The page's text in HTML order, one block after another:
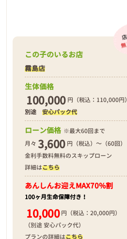
この子のいるお店
霧島店
生体価格
100,000 円（税込：110,000円）
別途安心パック代
ローン価格 ※最大60回まで
月々 3,600 円（税込）～（60回）
金利手数料無料のスキップローン
詳細はこちら
あんしんお迎えMAX70%割
100ヶ月生命保障付き！
10,000 円（税込：20,000円）
（別途 安心パック代）
プランの詳細はこちら